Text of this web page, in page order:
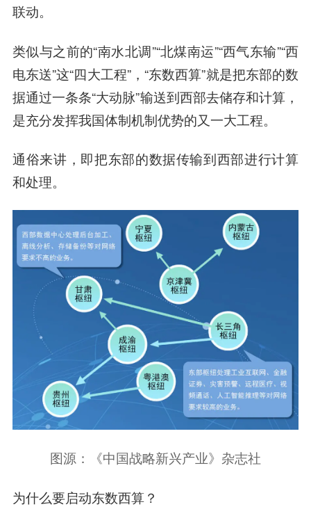
联动。
类似与之前的“南水北调”“北煤南运”“西气东输”“西
电东送”这“四大工程”，“东数西算”就是把东部的数
据通过一条条“大动脉”输送到西部去储存和计算，
是充分发挥我国体制机制优势的又一大工程。
通俗来讲， 即把东部的数据传输到西部进行计算
和处理。
图源：《中国战略新兴产业》杂志社
为什么要启动东数西算？